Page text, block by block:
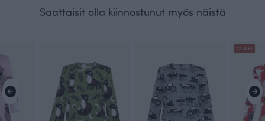
Saattaisit olla kiinnostunut myös näistä
OUTLET